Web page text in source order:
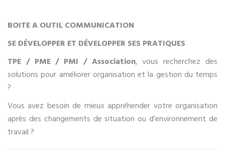
BOITE A OUTIL COMMUNICATION
SE DÉVELOPPER ET DÉVELOPPER SES PRATIQUES
TPE / PME / PMI / Association, vous recherchez des
solutions pour améliorer organisation et la gestion du temps
?
Vous avez besoin de mieux appréhender votre organisation
après des changements de situation ou d’environnement de
travail ?